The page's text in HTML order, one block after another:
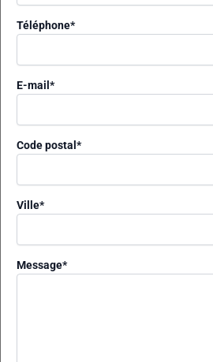
Téléphone*
E-mail *
Code postal *
Ville*
Message*